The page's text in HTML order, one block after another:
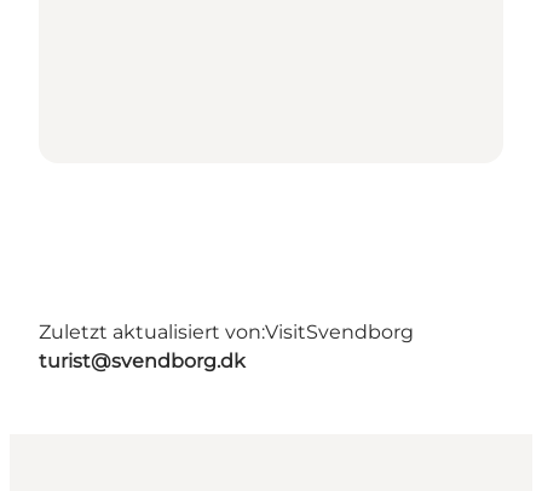
Zuletzt aktualisiert von:VisitSvendborg
turist@svendborg.dk